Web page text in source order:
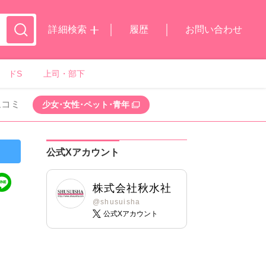
詳細検索
履歴 お問い合わせ
ドS 上司・部下
ミ 少女･女性･ペット･青年
公式Xアカウント
株式会社秋水社
@shusuisha
公式Xアカウント